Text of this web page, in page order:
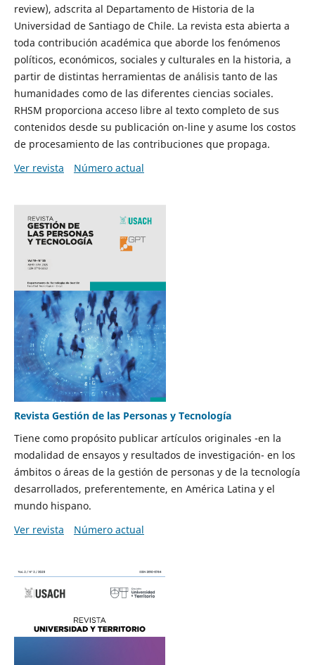
review), adscrita al Departamento de Historia de la
Universidad de Santiago de Chile. La revista esta abierta a
toda contribución académica que aborde los fenómenos
políticos, económicos, sociales y culturales en la historia, a
partir de distintas herramientas de análisis tanto de las
humanidades como de las diferentes ciencias sociales.
RHSM proporciona acceso libre al texto completo de sus
contenidos desde su publicación on-line y asume los costos
de procesamiento de las contribuciones que propaga.
Ver revista
Número actual
Revista Gestión de las Personas y Tecnología
Tiene como propósito publicar artículos originales -en la
modalidad de ensayos y resultados de investigación- en los
ámbitos o áreas de la gestión de personas y de la tecnología
desarrollados, preferentemente, en América Latina y el
mundo hispano.
Ver revista
Número actual